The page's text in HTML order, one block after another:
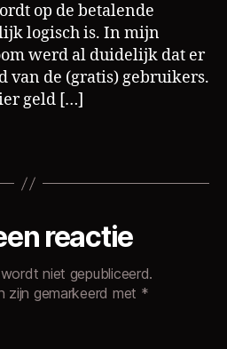
op de betalende
logisch is. In mijn
werd al duidelijk dat er
van de (gratis) gebruikers.
geld […]
reactie
niet gepubliceerd.
zijn gemarkeerd met *